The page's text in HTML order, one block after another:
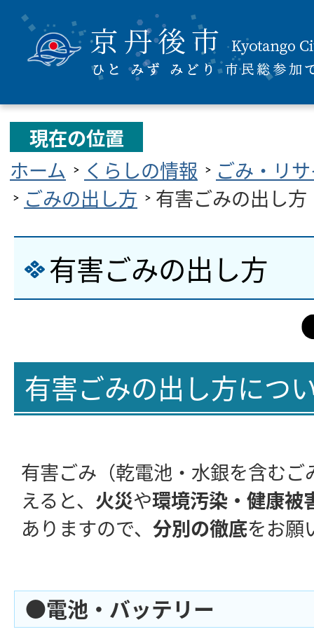
現在の位置
ホーム
くらしの情報
ごみ・リ
ごみの出し方
有害ごみの出し方
有害ごみの出し方
有害ごみの出し方につ
有害ごみ（乾電池・水銀を含む
えると、 火災や環境汚染・健康被
ありますので、 分別の徹底をお願
●電池・バッテリー